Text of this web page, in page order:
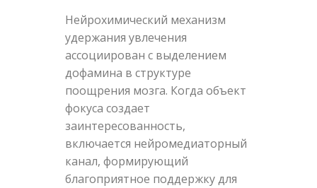
Нейрохимический механизм
удержания увлечения
ассоциирован с выделением
дофамина в структуре
поощрения мозга. Когда объект
фокуса создает
заинтересованность,
включается нейромедиаторный
канал, формирующий
благоприятное поддержку для